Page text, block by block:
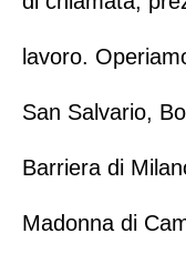
lavoro.
San Salvario,
Barriera di
Madonna di